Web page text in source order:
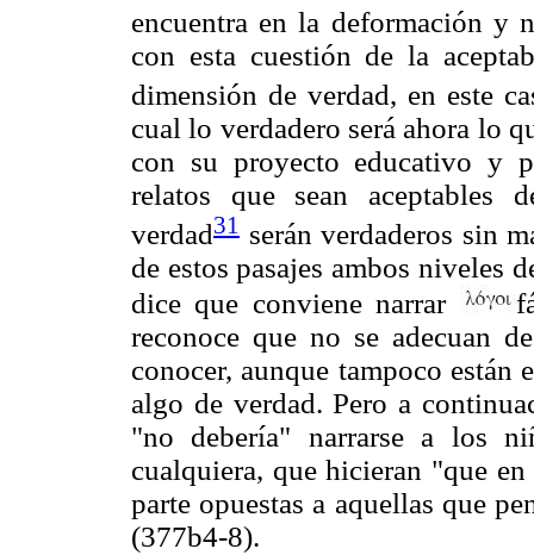
encuentra en la deformación y
con esta cuestión de la
dimensión de verdad, en este
cual lo verdadero será ahora lo
con su proyecto educativo y
relatos que sean aceptables
verdad31 serán verdaderos sin
de estos pasajes ambos niveles
dice que conviene narrar
reconoce que no se adecuan
conocer, aunque tampoco están
algo de verdad. Pero a
"no debería" narrarse a los
cualquiera, que hicieran "que
parte opuestas a aquellas que
(377b4-8).